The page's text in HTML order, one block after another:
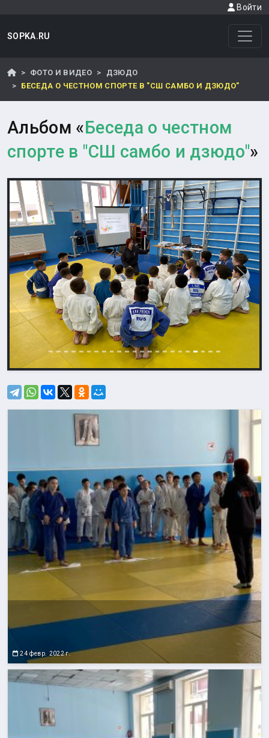
Войти
SOPKA.RU
ФОТО И ВИДЕО
ДЗЮДО
БЕСЕДА О ЧЕСТНОМ СПОРТЕ В "СШ САМБО И ДЗЮДО"
Альбом «Беседа о честном
спорте в "СШ самбо и дзюдо"»
Назад
24 февр. 2022 г.